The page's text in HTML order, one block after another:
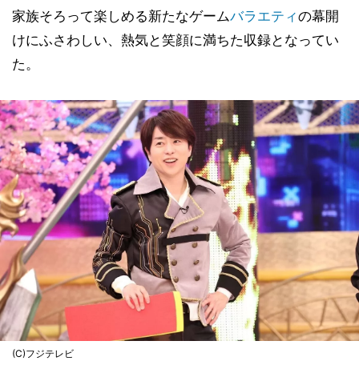
家族そろって楽しめる新たなゲームバラエティの幕開
けにふさわしい、熱気と笑顔に満ちた収録となってい
た。
(C)フジテレビ